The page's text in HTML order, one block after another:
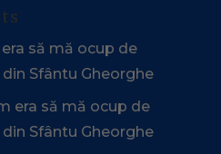
să mă ocup de
Sfântu Gheorghe
era să mă ocup de
Sfântu Gheorghe